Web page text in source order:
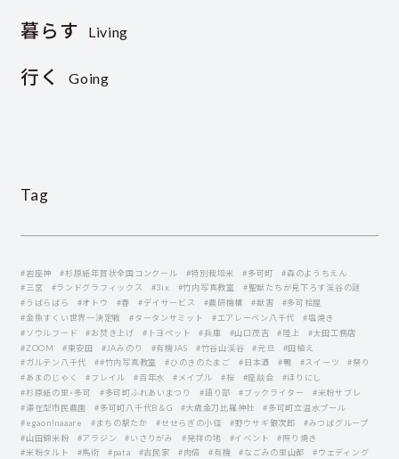
暮らす Living
行く Going
Tag
#岩座神 #杉原紙年賀状全国コンクール #特別栽培米 #多可町
#森のようちえん
#三宮
#ランドグラフィックス #3ix #竹内写真教室
#聖獣たちが見下ろす渓谷の謎
#うばらばら
#オトウ #春 #デイサービス #農研機構 #獣害
#多可桧屋
#金魚すくい世界一決定戦
#タータンサミット #エアレーベン八千代
#塩焼き
#ソウルフード
#お焚き上げ #トヨペット #兵庫 #山口茂吉 #陸上
#太田工務店
#ZOOM
#東安田 #JAみのり #有機JAS #竹谷山渓谷 #元旦
#田植え
#ガルテン八千代
##竹内写真教室 #ひのきのたまご #日本酒 #鴨 #スイーツ
#祭り
#あまのじゃく
#フレイル #百年水 #メイプル #桜 #座談会
#ほりにし
#杉原紙の里・多可
#多可町ふれあいまつり #語り部 #ブックライター
#米粉サブレ
#滞在型市民農園
#多可町八千代B＆G #大歳金刀比羅神社
#多可町立温水プール
#egaon!naaare
#まちの駅たか #せせらぎの小径 #野ウサギ銀次郎
#みつばグループ
#山田錦米粉
#アラジン #いさりがみ #発祥の地 #イベント
#照り焼き
#米粉タルト
#馬術 #pata #古民家 #肉倍 #有機 #なごみの里山都
#ウェディング